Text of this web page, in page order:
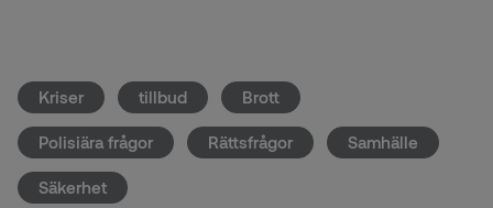
Kriser tillbud Brott
Polisiära frågor Rättsfrågor Samhälle
Säkerhet